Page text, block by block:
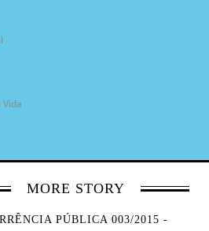
MORE STORY
PÚBLICA 003/2015 -